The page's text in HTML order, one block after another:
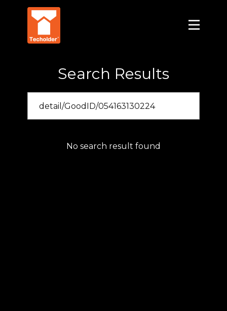
Search Results
No search result found